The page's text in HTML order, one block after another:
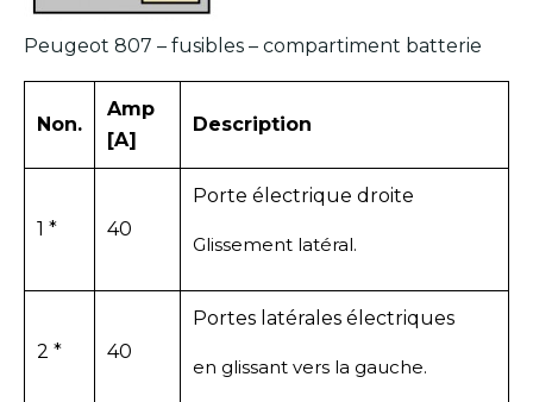
Peugeot 807 – fusibles – compartiment batterie
Non.
Amp
[A]
Description
1 * 40
Porte électrique droite
Glissement latéral.
2 * 40
Portes latérales électriques
en glissant vers la gauche.